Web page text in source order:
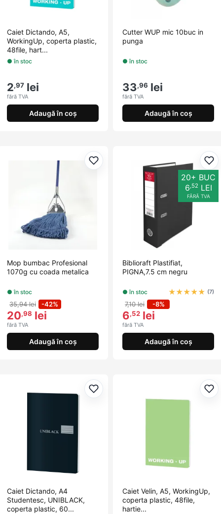
Caiet Dictando, A5,
WorkingUp, coperta plastic,
48file, hart...
● în stoc
2,97 lei
fără TVA
Adaugă în coș
Cutter WUP mic 10buc in
punga
● în stoc
33,96 lei
fără TVA
Adaugă în coș
Adaugă la favorite
Mop bumbac Profesional
1070g cu coada metalica
● în stoc
35,94 lei -42%
20,98 lei
fără TVA
Adaugă în coș
20+ BUC
6,52LEI
FĂRĂ TVA
Biblioraft Plastifiat,
PIGNA,7.5 cm negru
● în stoc ★★★★★ (7)
7,10 lei -8%
6,52 lei
fără TVA
Adaugă în coș
Adaugă la favorite
Caiet Dictando, A4
Studentesc, UNIBLACK,
coperta plastic, 60...
Caiet Velin, A5, WorkingUp,
coperta plastic, 48file,
hartie...